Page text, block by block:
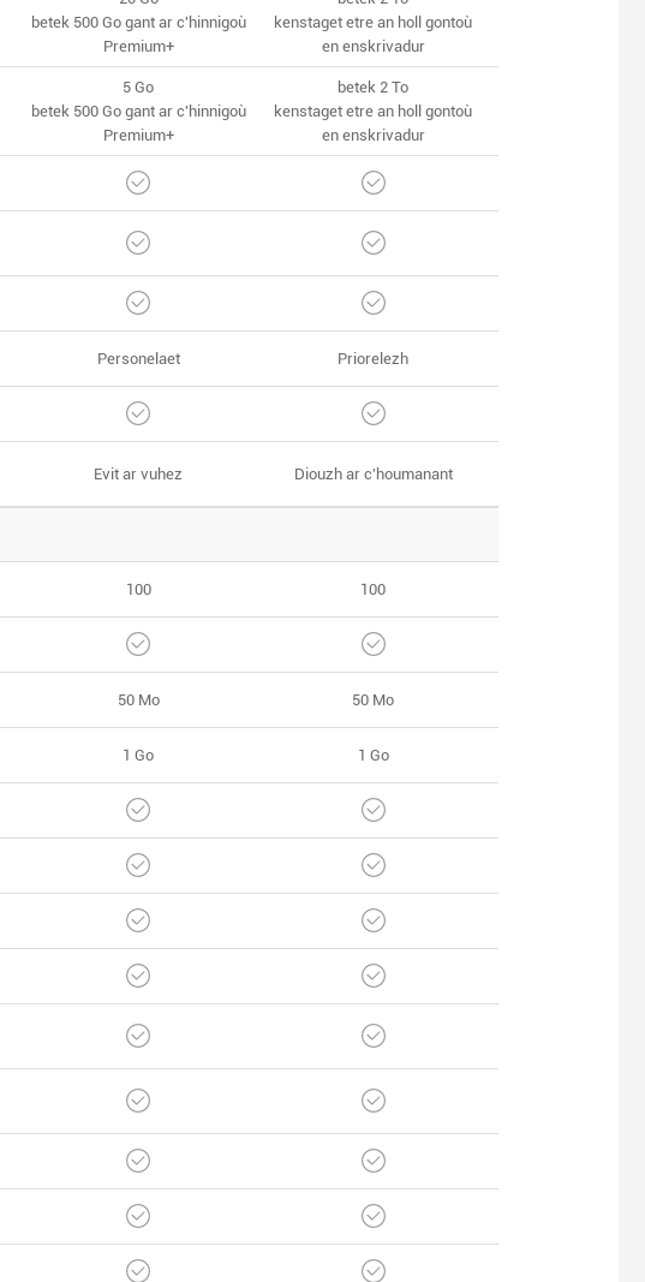
betek 500 Go gant ar c'hinnigoù
Premium+
kenstaget etre an holl gontoù
en enskrivadur
5 Go
betek 500 Go gant ar c'hinnigoù
Premium+
betek 2 To
kenstaget etre an holl gontoù
en enskrivadur
Personelaet Priorelezh
Evit ar vuhez Diouzh ar c'houmanant
100 100
50 Mo 50 Mo
1 Go 1 Go